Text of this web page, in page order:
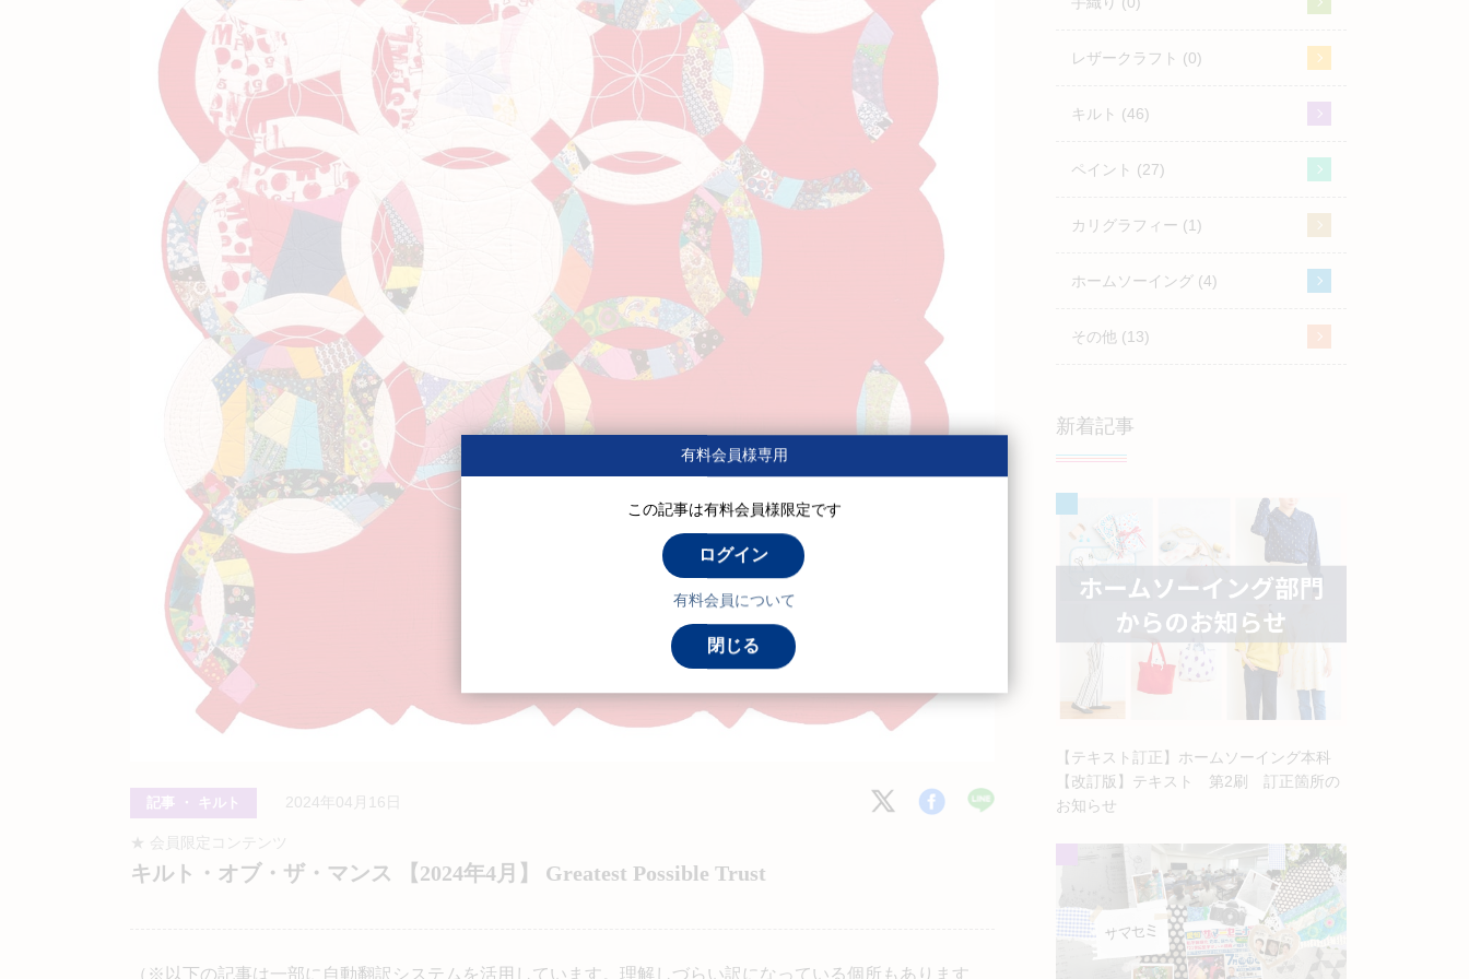
有料会員様専用
この記事は有料会員様限定です
ログイン
有料会員について
閉じる
記事 ・ キルト 2024年04月16日
★ 会員限定コンテンツ
キルト・オブ・ザ・マンス 【2024年4月】 Greatest Possible Trust
（※以下の記事は一部に自動翻訳システムを活用しています。理解しづらい訳になっている個所もあります
レザークラフト (0)
キルト (46)
ペイント (27)
カリグラフィー (1)
ホームソーイング (4)
その他 (13)
新着記事
【テキスト訂正】ホームソーイング本科
【改訂版】テキスト 第2刷 訂正箇所の
お知らせ